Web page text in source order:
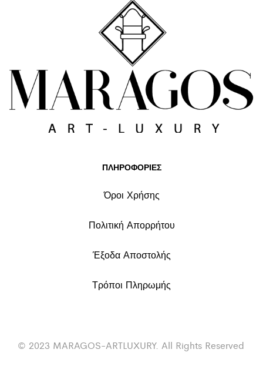
ΠΛΗΡΟΦΟΡΙΕΣ
Όροι Χρήσης
Πολιτική Απορρήτου
Έξοδα Αποστολής
Τρόποι Πληρωμής
© 2023 MARAGOS-ARTLUXURY. All Rights Reserved